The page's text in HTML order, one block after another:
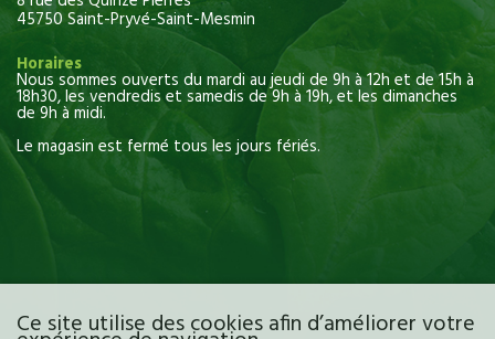
45750 Saint-Pryvé-Saint-Mesmin
Horaires
Nous sommes ouverts du mardi au jeudi de 9h à 12h et de 15h à
18h30, les vendredis et samedis de 9h à 19h, et les dimanches
de 9h à midi.
Le magasin est fermé tous les jours fériés.
Ce site utilise des cookies afin d’améliorer votre